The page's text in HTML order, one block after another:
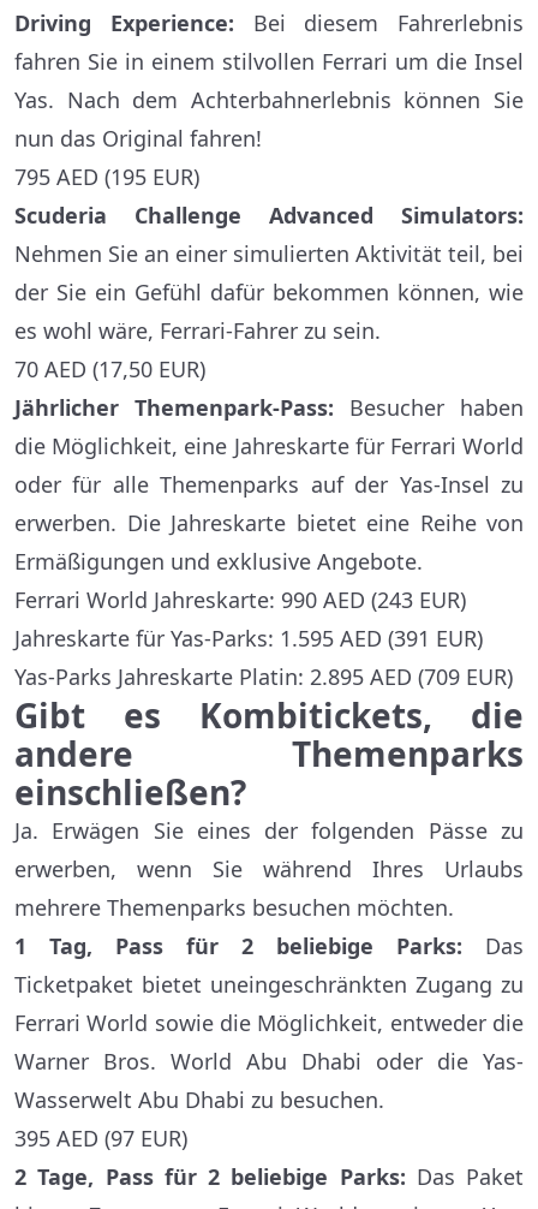
Driving Experience: Bei diesem Fahrerlebnis
fahren Sie in einem stilvollen Ferrari um die Insel
Yas. Nach dem Achterbahnerlebnis können Sie
nun das Original fahren!
795 AED (195 EUR)
Scuderia Challenge Advanced Simulators:
Nehmen Sie an einer simulierten Aktivität teil, bei
der Sie ein Gefühl dafür bekommen können, wie
es wohl wäre, Ferrari-Fahrer zu sein.
70 AED (17,50 EUR)
Jährlicher Themenpark-Pass: Besucher haben
die Möglichkeit, eine Jahreskarte für Ferrari World
oder für alle Themenparks auf der Yas-Insel zu
erwerben. Die Jahreskarte bietet eine Reihe von
Ermäßigungen und exklusive Angebote.
Ferrari World Jahreskarte: 990 AED (243 EUR)
Jahreskarte für Yas-Parks: 1.595 AED (391 EUR)
Yas-Parks Jahreskarte Platin: 2.895 AED (709 EUR)
Gibt es Kombitickets, die
andere Themenparks
einschließen?
Ja. Erwägen Sie eines der folgenden Pässe zu
erwerben, wenn Sie während Ihres Urlaubs
mehrere Themenparks besuchen möchten.
1 Tag, Pass für 2 beliebige Parks: Das
Ticketpaket bietet uneingeschränkten Zugang zu
Ferrari World sowie die Möglichkeit, entweder die
Warner Bros. World Abu Dhabi oder die Yas-
Wasserwelt Abu Dhabi zu besuchen.
395 AED (97 EUR)
2 Tage, Pass für 2 beliebige Parks: Das Paket